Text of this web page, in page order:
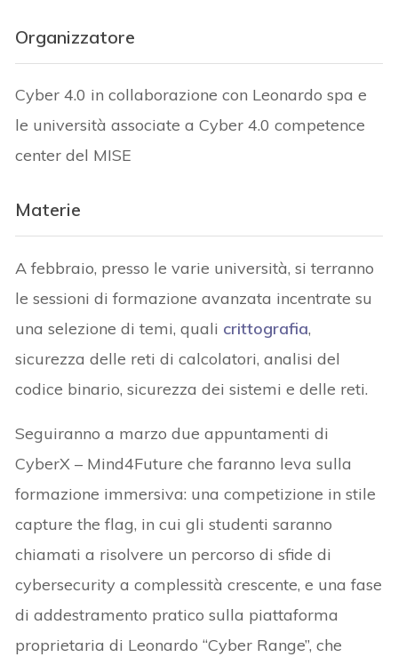
Organizzatore
Cyber 4.0 in collaborazione con Leonardo spa e
le università associate a Cyber 4.0 competence
center del MISE
Materie
A febbraio, presso le varie università, si terranno
le sessioni di formazione avanzata incentrate su
una selezione di temi, quali crittografia,
sicurezza delle reti di calcolatori, analisi del
codice binario, sicurezza dei sistemi e delle reti.
Seguiranno a marzo due appuntamenti di
CyberX – Mind4Future che faranno leva sulla
formazione immersiva: una competizione in stile
capture the flag, in cui gli studenti saranno
chiamati a risolvere un percorso di sfide di
cybersecurity a complessità crescente, e una fase
di addestramento pratico sulla piattaforma
proprietaria di Leonardo “Cyber Range”, che